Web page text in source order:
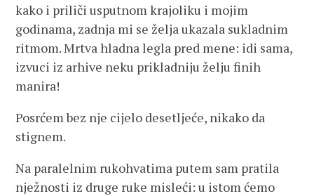
kako i priliči usputnom krajoliku i mojim
godinama, zadnja mi se želja ukazala sukladnim
ritmom. Mrtva hladna legla pred mene: idi sama,
izvuci iz arhive neku prikladniju želju finih
manira!
Posrćem bez nje cijelo desetljeće, nikako da
stignem.
Na paralelnim rukohvatima putem sam pratila
nježnosti iz druge ruke misleći: u istom ćemo